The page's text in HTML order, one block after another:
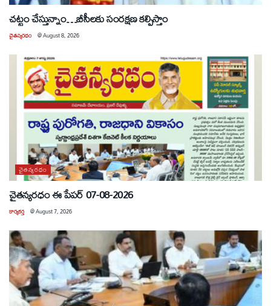
చట్టం చేస్తున్నాం…బీసీలకు సంరక్షణ కల్పిస్తాం
చైతన్యరధం @August 8, 2026
చైతన్యరధం
చైతన్యరధం ఈ పేపర్ 07-08-2026
కార్యకర్త @August 7, 2026